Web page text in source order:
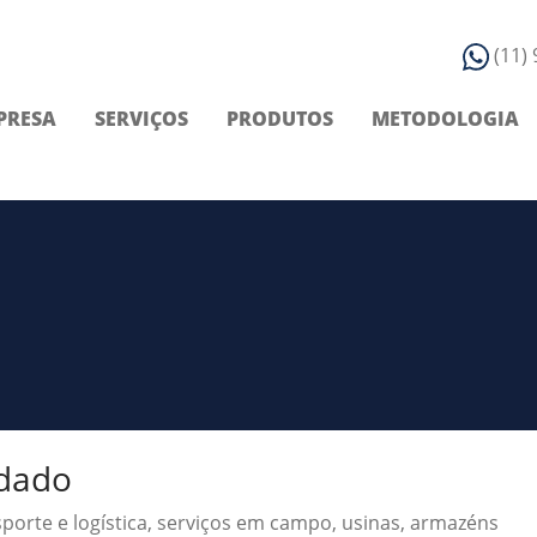
(11)
SERVIÇOS PRODUTOS METODOLOGIA
e logística, serviços em campo, usinas, armazéns